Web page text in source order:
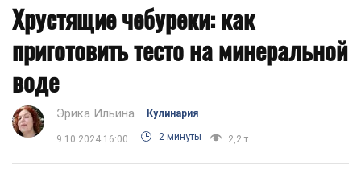
Хрустящие чебуреки: как
приготовить тесто на минеральной
воде
Эрика Ильина Кулинария
9.10.2024 16:00 2 минуты 2,2 т.